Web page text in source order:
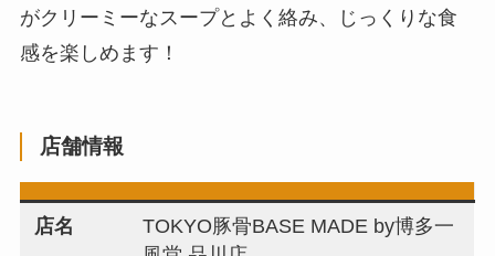
がクリーミーなスープとよく絡み、じっくりな食
感を楽しめます！
店舗情報
店名
TOKYO豚骨BASE MADE by博多一